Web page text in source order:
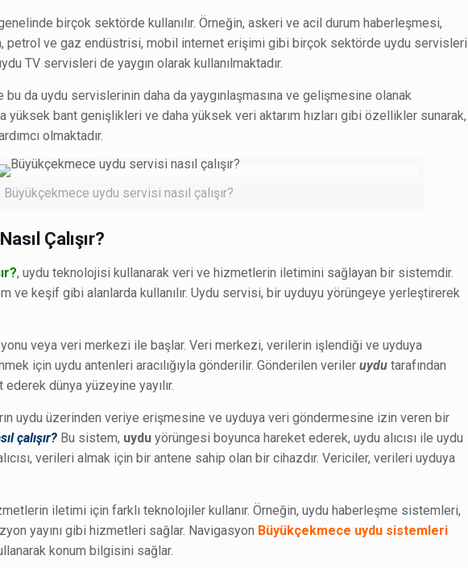
birçok sektörde kullanılır. Örneğin, askeri ve acil durum haberleşmesi,
petrol ve gaz endüstrisi, mobil internet erişimi gibi birçok sektörde uydu servisleri
TV servisleri de yaygın olarak kullanılmaktadır.
da uydu servislerinin daha da yaygınlaşmasına ve gelişmesine olanak
yüksek bant genişlikleri ve daha yüksek veri aktarım hızları gibi özellikler sunarak,
olmaktadır.
Büyükçekmece uydu servisi nasıl çalışır?
Çalışır?
, uydu teknolojisi kullanarak veri ve hizmetlerin iletimini sağlayan bir sistemdir.
ve keşif gibi alanlarda kullanılır. Uydu servisi, bir uyduyu yörüngeye yerleştirerek
veya veri merkezi ile başlar. Veri merkezi, verilerin işlendiği ve uyduya
için uydu antenleri aracılığıyla gönderilir. Gönderilen verileruydu tarafından
dünya yüzeyine yayılır.
uydu üzerinden veriye erişmesine ve uyduya veri göndermesine izin veren bir
çalışır? Bu sistem, uydu yörüngesi boyunca hareket ederek, uydu alıcısı ile uydu
verileri almak için bir antene sahip olan bir cihazdır. Vericiler, verileri uyduya
iletimi için farklı teknolojiler kullanır. Örneğin, uydu haberleşme sistemleri,
yayını gibi hizmetleri sağlar. Navigasyon Büyükçekmece uydu sistemleri
konum bilgisini sağlar.